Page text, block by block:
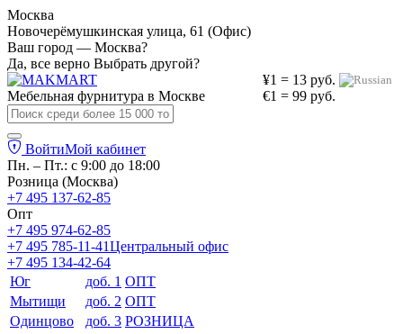
Москва
Новочерёмушкинская улица, 61 (Офис)
Ваш город — Москва?
Да, все верно Выбрать другой?
¥1 = 13 руб.
€1 = 99 руб.
Мебельная фурнитура в Москве
ВойтиМой кабинет
Пн. – Пт.: с 9:00 до 18:00
Розница (Москва)
+7 495 137-62-85
Опт
+7 495 974-62-85
+7 495 785-11-41Центральный офис
+7 495 134-42-64
Юг
доб. 1 ОПТ
Мытищи
доб. 2 ОПТ
Одинцово
доб. 3 РОЗНИЦА